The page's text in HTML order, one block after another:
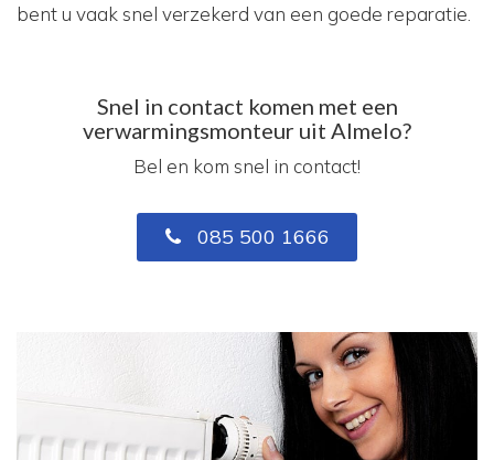
bent u vaak snel verzekerd van een goede reparatie.
Snel in contact komen met een
verwarmingsmonteur uit Almelo?
Bel en kom snel in contact!
085 500 1666